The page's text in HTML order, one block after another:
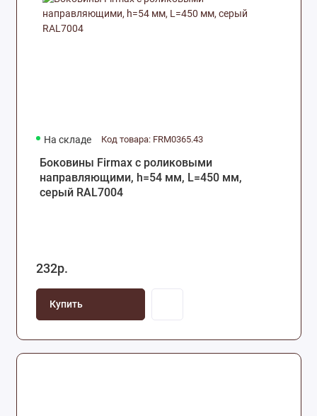
На складе Код товара: FRM0365.43
Боковины Firmax с роликовыми
направляющими, h=54 мм, L=450 мм,
серый RAL7004
232р.
Купить